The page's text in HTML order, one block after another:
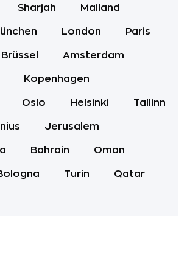
Sharjah Mailand
London Paris
Brüssel Amsterdam
Kopenhagen
Oslo Helsinki Tallinn
Jerusalem
Bahrain Oman
Turin Qatar